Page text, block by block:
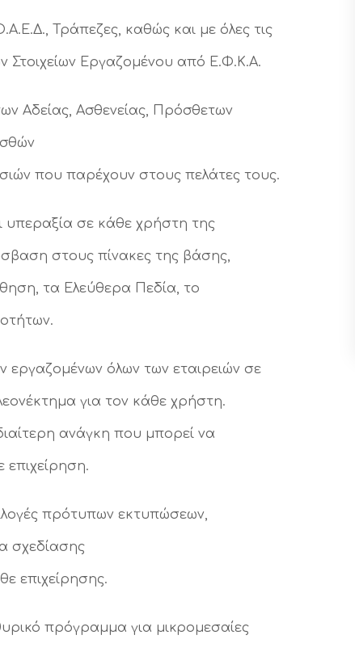
Τράπεζες, καθώς και με όλες τις
Στοιχείων Εργαζομένου από Ε.Φ.Κ.Α.
Αδείας, Ασθενείας, Πρόσθετων
που παρέχουν στους πελάτες τους.
σε κάθε χρήστη της
στους πίνακες της βάσης,
τα Ελεύθερα Πεδία, το
όλων των εταιρειών σε
για τον κάθε χρήστη.
ανάγκη που μπορεί να
επιχείρηση.
πρότυπων εκτυπώσεων,
σχεδίασης
επιχείρησης.
πρόγραμμα για μικρομεσαίες